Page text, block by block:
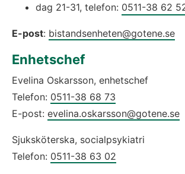
dag 21-31, telefon: 0511-38 62
E-post: bistandsenheten@gotene.se
Enhetschef
Evelina Oskarsson, enhetschef
Telefon: 0511-38 68 73
E-post: evelina.oskarsson@gotene.se
Sjuksköterska, socialpsykiatri
Telefon: 0511-38 63 02